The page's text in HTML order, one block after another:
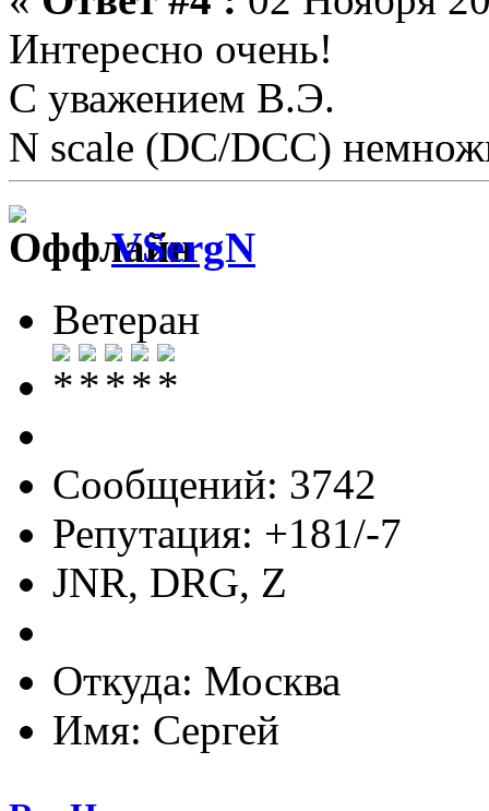
Интересно очень!
С уважением В.Э.
N scale (DC/DCC)
VSergN
Ветеран
Сообщений: 3742
Репутация: +181/-7
JNR, DRG, Z
Откуда: Москва
Имя: Сергей